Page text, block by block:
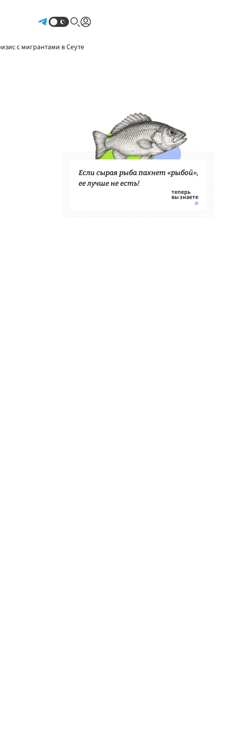
с мигрантами в Сеуте
Если сырая рыба пахнет «рыбой»,
ее лучше не есть!